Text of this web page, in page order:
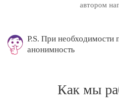
автором
P.S. При необходимости
анонимность
Как мы